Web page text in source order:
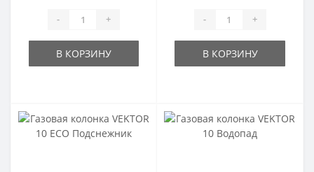
- +
В КОРЗИНУ
- +
В КОРЗИНУ